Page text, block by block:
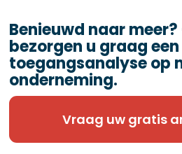
Benieuwd naar
bezorgen u graag
toegangsanalyse op
onderneming.
Vraag uw gratis